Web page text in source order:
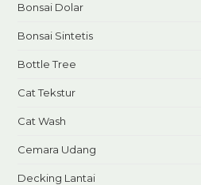
Bonsai Dolar
Bonsai Sintetis
Bottle Tree
Cat Tekstur
Cat Wash
Cemara Udang
Decking Lantai